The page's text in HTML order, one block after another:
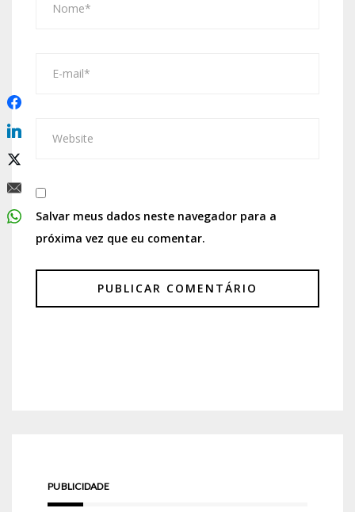
Salvar meus dados neste navegador para a
próxima vez que eu comentar.
PUBLICIDADE